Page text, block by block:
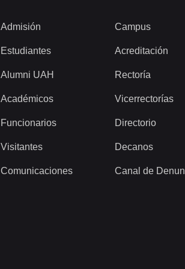
Admisión
Estudiantes
Alumni UAH
Académicos
Funcionarios
Visitantes
Comunicaciones
Campus
Acreditación
Rectoría
Vicerrectorías
Directorio
Decanos
Canal de